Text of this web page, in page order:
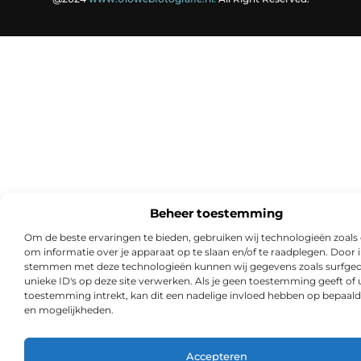
Beheer toestemming
Om de beste ervaringen te bieden, gebruiken wij technologieën zoals
om informatie over je apparaat op te slaan en/of te raadplegen. Door
stemmen met deze technologieën kunnen wij gegevens zoals
unieke ID's op deze site verwerken. Als je geen toestemming geeft of
toestemming intrekt, kan dit een nadelige invloed hebben op
en mogelijkheden.
Accepteren